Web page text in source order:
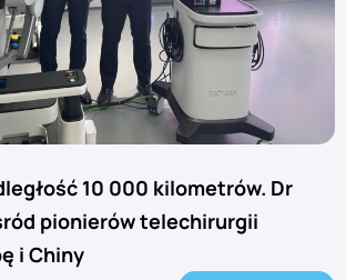
10 000 kilometrów. Dr
pionierów telechirurgii
i Chiny